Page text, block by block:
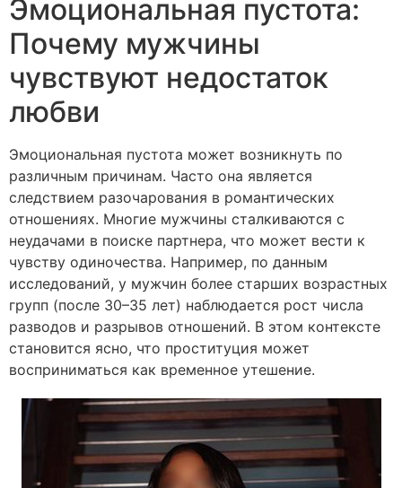
Эмоциональная пустота:
Почему мужчины
чувствуют недостаток
любви
Эмоциональная пустота может возникнуть по
различным причинам. Часто она является
следствием разочарования в романтических
отношениях. Многие мужчины сталкиваются с
неудачами в поиске партнера, что может вести к
чувству одиночества. Например, по данным
исследований, у мужчин более старших возрастных
групп (после 30–35 лет) наблюдается рост числа
разводов и разрывов отношений. В этом контексте
становится ясно, что проституция может
восприниматься как временное утешение.